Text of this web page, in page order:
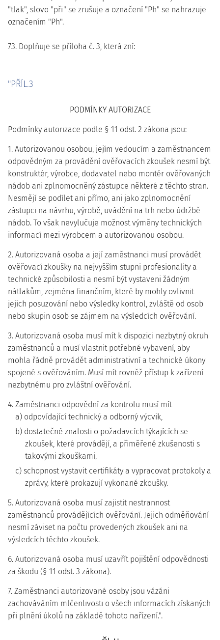
"tlak", slovo "při" se zrušuje a označení "Ph" se nahrazuje
označením "Ph".
73. Doplňuje se příloha č. 3, která zní:
"PŘÍL.3
PODMÍNKY AUTORIZACE
Podmínky autorizace podle § 11 odst. 2 zákona jsou:
1. Autorizovanou osobou, jejím vedoucím a zaměstnancem
odpovědným za provádění ověřovacích zkoušek nesmí být
konstruktér, výrobce, dodavatel nebo montér ověřovaných
nádob ani zplnomocněný zástupce některé z těchto stran.
Nesmějí se podílet ani přímo, ani jako zplnomocnění
zástupci na návrhu, výrobě, uvádění na trh nebo údržbě
nádob. To však nevylučuje možnost výměny technických
informací mezi výrobcem a autorizovanou osobou.
2. Autorizovaná osoba a její zaměstnanci musí provádět
ověřovací zkoušky na nejvyšším stupni profesionality a
technické způsobilosti a nesmí být vystaveni žádným
nátlakům, zejména finančním, které by mohly ovlivnit
jejich posuzování nebo výsledky kontrol, zvláště od osob
nebo skupin osob se zájmem na výsledcích ověřování.
3. Autorizovaná osoba musí mít k dispozici nezbytný okruh
zaměstnanců a musí vlastnit potřebné vybavení, aby
mohla řádně provádět administrativní a technické úkony
spojené s ověřováním. Musí mít rovněž přístup k zařízení
nezbytnému pro zvláštní ověřování.
4. Zaměstnanci odpovědní za kontrolu musí mít
a) odpovídající technický a odborný výcvik,
b) dostatečné znalosti o požadavcích týkajících se
zkoušek, které provádějí, a přiměřené zkušenosti s
takovými zkouškami,
c) schopnost vystavit certifikáty a vypracovat protokoly a
zprávy, které prokazují vykonané zkoušky.
5. Autorizovaná osoba musí zajistit nestrannost
zaměstnanců provádějících ověřování. Jejich odměňování
nesmí záviset na počtu provedených zkoušek ani na
výsledcích těchto zkoušek.
6. Autorizovaná osoba musí uzavřít pojištění odpovědnosti
za škodu (§ 11 odst. 3 zákona).
7. Zaměstnanci autorizované osoby jsou vázáni
zachováváním mlčenlivosti o všech informacích získaných
při plnění úkolů na základě tohoto nařízení.".